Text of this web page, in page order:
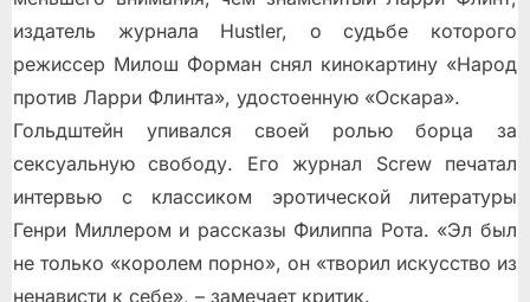
издатель журнала Hustler, о судьбе которого
режиссер Милош Форман снял кинокартину «Народ
против Ларри Флинта», удостоенную «Оскара».
Гольдштейн упивался своей ролью борца за
сексуальную свободу. Его журнал Screw печатал
интервью с классиком эротической литературы
Генри Миллером и рассказы Филиппа Рота. «Эл был
не только «королем порно», он «творил искусство из
ненависти к себе», – замечает критик.